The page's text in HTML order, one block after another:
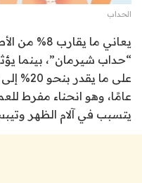
الحداب
يعاني ما
“حداب شيرمان”، بينما
عامًا، وهو انحناء مفرط
يتسبب في آلام الظهر